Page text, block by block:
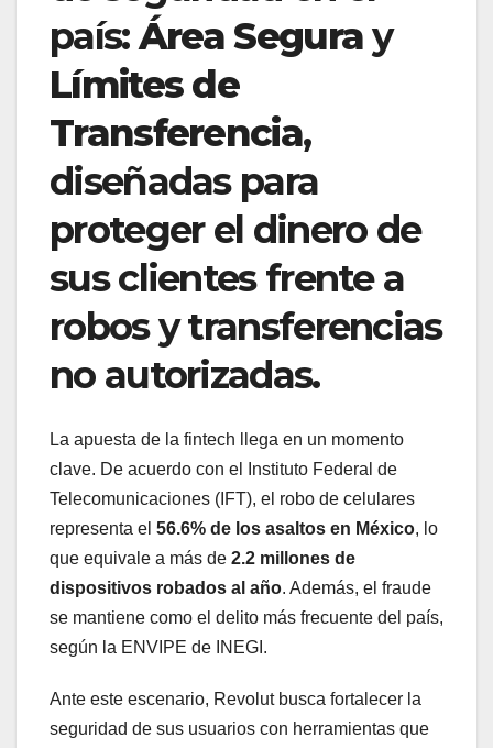
país:Área Seguray
Límites de
Transferencia,
diseñadas para
proteger el dinero de
sus clientes frente a
robos y transferencias
no autorizadas.
La apuesta de la fintech llega en un momento
clave. De acuerdo con el Instituto Federal de
Telecomunicaciones (IFT), el robo de celulares
representa el 56.6% de los asaltos en México, lo
que equivale a más de 2.2 millones de
dispositivos robados al año. Además, el fraude
se mantiene como el delito más frecuente del país,
según la ENVIPE de INEGI.
Ante este escenario, Revolut busca fortalecer la
seguridad de sus usuarios con herramientas que